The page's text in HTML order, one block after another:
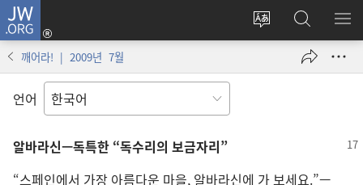
JW.ORG
사이트
변경
로그인
(새로운
열기)
JW.ORG
검색
메
깨어라! | 2009년 7월
언어
알바라신—독특한 “독수리의 보금자리”
“스페인에서 가장 아름다운 마을, 알바라신에 가 보세요.”—